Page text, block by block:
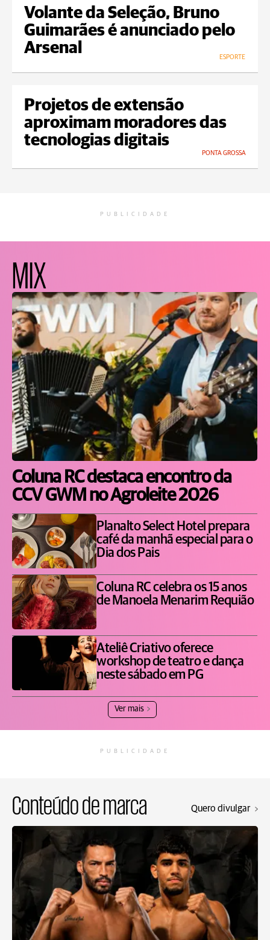
Volante da Seleção, Bruno
Guimarães é anunciado pelo
Arsenal
ESPORTE
Projetos de extensão
aproximam moradores das
tecnologias digitais
PONTA GROSSA
PUBLICIDADE
MIX
Coluna RC destaca encontro da
CCV GWM no Agroleite 2026
Planalto Select Hotel prepara
café da manhã especial para o
Dia dos Pais
Coluna RC celebra os 15 anos
de Manoela Menarim Requião
Ateliê Criativo oferece
workshop de teatro e dança
neste sábado em PG
Ver mais
PUBLICIDADE
Conteúdo de marca Quero divulgar